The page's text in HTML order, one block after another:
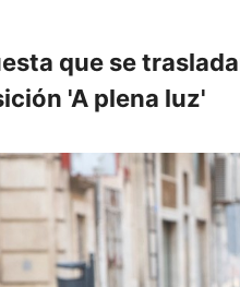
que se
'A plena luz'